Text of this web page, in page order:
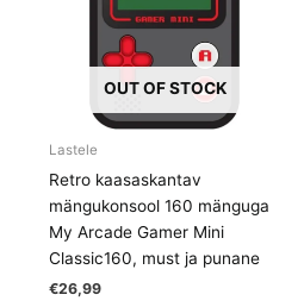
OUT OF STOCK
Lastele
Retro kaasaskantav
mängukonsool 160 mänguga
My Arcade Gamer Mini
Classic160, must ja punane
€26,99